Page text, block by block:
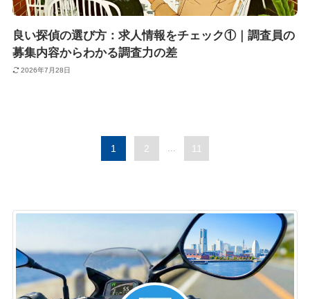
良い探偵の選び方：求人情報をチェック①｜調査員の
募集内容からわかる調査力の差
2026年7月28日
1 2 ... 11